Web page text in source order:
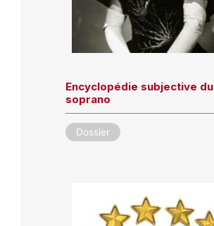
Encyclopédie subjective du
soprano
Dossier